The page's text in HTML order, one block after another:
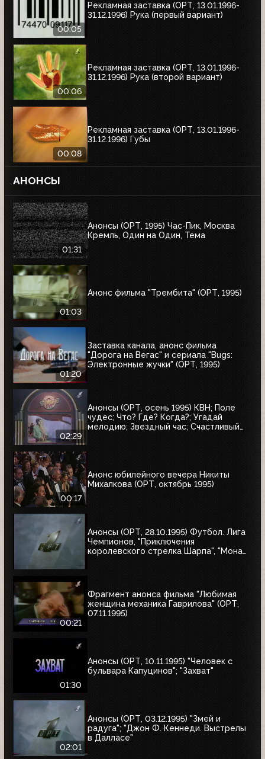
00:05
Рекламная заставка (ОРТ, 13.01.1996-
31.12.1996) Рука (первый вариант)
00:06
Рекламная заставка (ОРТ, 13.01.1996-
31.12.1996) Рука (второй вариант)
00:08
Рекламная заставка (ОРТ, 13.01.1996-
31.12.1996) Губы
АНОНСЫ
01:31
Анонсы (ОРТ, 1995) Час-Пик, Москва
Кремль, Один на Один, Тема
01:03
Анонс фильма "Трембита" (ОРТ, 1995)
01:20
Заставка канала, анонс фильма
"Дорога на Вегас" и сериала "Bugs:
Электронные жучки" (ОРТ, 1995)
02:29
Анонсы (ОРТ, осень 1995) КВН; Поле
чудес; Что? Где? Когда?; Угадай
мелодию; Звездный час; Счастливый
00:17
Анонс юбилейного вечера Никиты
Михалкова (ОРТ, октябрь 1995)
Анонсы (ОРТ, 28.10.1995) Футбол. Лига
Чемпионов, "Приключения
королевского стрелка Шарпа", "Мона
00:21
Фрагмент анонса фильма "Любимая
женщина механика Гаврилова" (ОРТ,
07.11.1995)
01:30
Анонсы (ОРТ, 10.11.1995) "Человек с
бульвара Капуцинов"; "Захват"
02:01
Анонсы (ОРТ, 03.12.1995) "Змей и
радуга"; "Джон Ф. Кеннеди. Выстрелы
в Далласе"